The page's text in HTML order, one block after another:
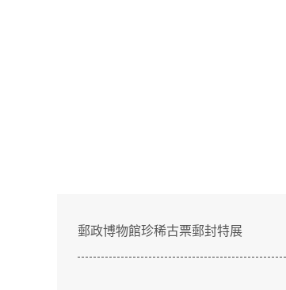
郵政博物館珍稀古票郵封特展